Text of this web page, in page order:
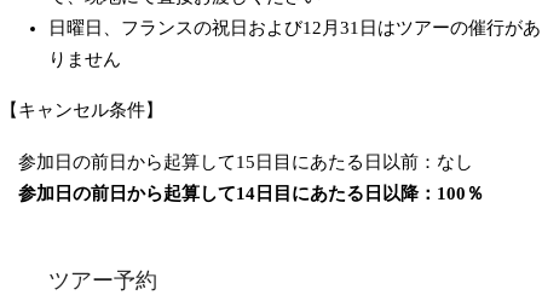
日曜日、フランスの祝日および12月31日はツアーの催行があ
りません
【キャンセル条件】
参加日の前日から起算して15日目にあたる日以前：なし
参加日の前日から起算して14日目にあたる日以降：100％
ツアー予約